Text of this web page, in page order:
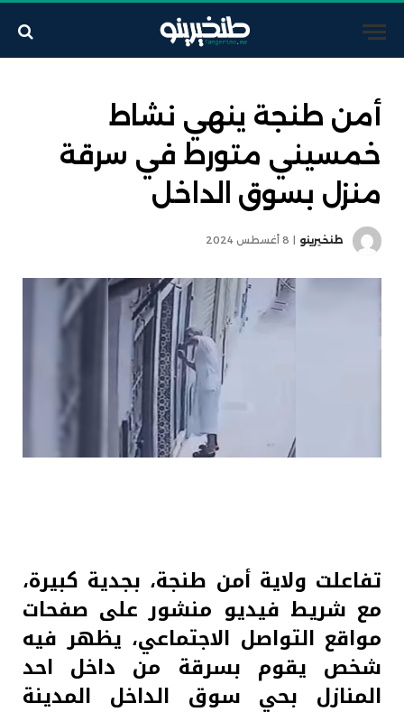
أمن طنجة ينهي نشاط
خمسيني متورط في سرقة
منزل بسوق الداخل
طنخيرينو 8 أغسطس 2024
تفاعلت ولاية أمن طنجة، بجدية كبيرة،
مع شريط فيديو منشور على صفحات
مواقع التواصل الاجتماعي، يظهر فيه
شخص يقوم بسرقة من داخل احد
المنازل بحي سوق الداخل المدينة